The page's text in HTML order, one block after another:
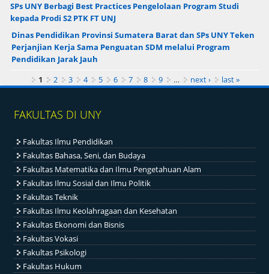
SPs UNY Berbagi Best Practices Pengelolaan Program Studi
kepada Prodi S2 PTK FT UNJ
Dinas Pendidikan Provinsi Sumatera Barat dan SPs UNY Teken
Perjanjian Kerja Sama Penguatan SDM melalui Program
Pendidikan Jarak Jauh
Pages 1 2 3 4 5 6 7 8 9 … next › last »
FAKULTAS DI UNY
Fakultas Ilmu Pendidikan
Fakultas Bahasa, Seni, dan Budaya
Fakultas Matematika dan Ilmu Pengetahuan Alam
Fakultas Ilmu Sosial dan Ilmu Politik
Fakultas Teknik
Fakultas Ilmu Keolahragaan dan Kesehatan
Fakultas Ekonomi dan Bisnis
Fakultas Vokasi
Fakultas Psikologi
Fakultas Hukum